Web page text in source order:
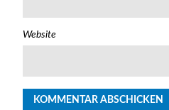
Website